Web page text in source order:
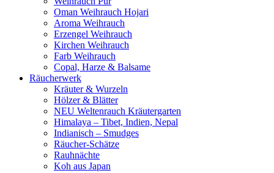
Oman Weihrauch Hojari
Aroma Weihrauch
Erzengel Weihrauch
Kirchen Weihrauch
Farb Weihrauch
Copal, Harze & Balsame
Räucherwerk
Kräuter & Wurzeln
Hölzer & Blätter
NEU Weltenrauch Kräutergarten
Himalaya – Tibet, Indien, Nepal
Indianisch – Smudges
Räucher-Schätze
Rauhnächte
Koh aus Japan